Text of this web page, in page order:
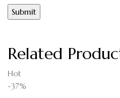
Related
Hot
-37%